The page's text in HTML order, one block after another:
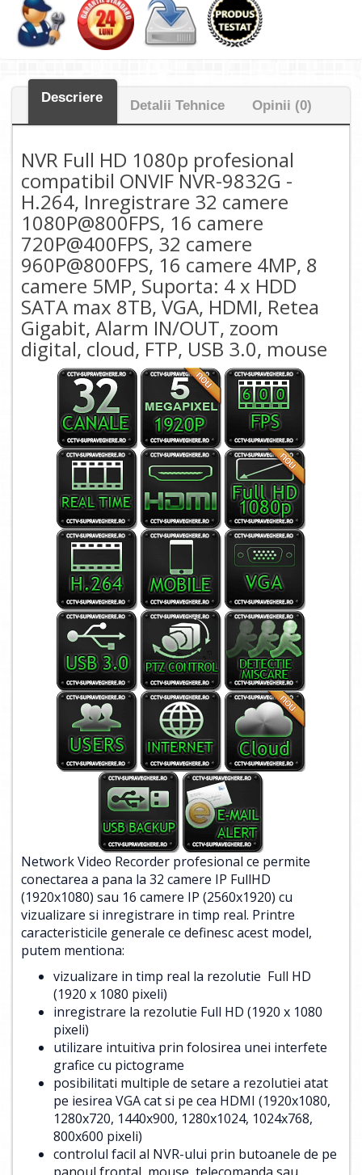
Descriere
Detalii Tehnice Opinii (0)
NVR Full HD 1080p profesional
compatibil ONVIF NVR-9832G -
H.264, Inregistrare 32 camere
1080P@800FPS, 16 camere
720P@400FPS, 32 camere
960P@800FPS, 16 camere 4MP, 8
camere 5MP, Suporta: 4 x HDD
SATA max 8TB, VGA, HDMI, Retea
Gigabit, Alarm IN/OUT, zoom
digital, cloud, FTP, USB 3.0, mouse
Network Video Recorder profesional ce permite
conectarea a pana la 32 camere IP FullHD
(1920x1080) sau 16 camere IP (2560x1920) cu
vizualizare si inregistrare in timp real. Printre
caracteristicile generale ce definesc acest model,
putem mentiona:
vizualizare in timp real la rezolutie Full HD
(1920 x 1080 pixeli)
inregistrare la rezolutie Full HD (1920 x 1080
pixeli)
utilizare intuitiva prin folosirea unei interfete
grafice cu pictograme
posibilitati multiple de setare a rezolutiei atat
pe iesirea VGA cat si pe cea HDMI (1920x1080,
1280x720, 1440x900, 1280x1024, 1024x768,
800x600 pixeli)
controlul facil al NVR-ului prin butoanele de pe
panoul frontal, mouse, telecomanda sau